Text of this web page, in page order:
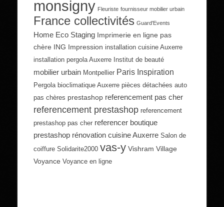
monsigny Fleuriste fournisseur mobilier urbain
France collectivités Guard'Events
Home Eco Staging Imprimerie en ligne pas
chère ING Impression installation cuisine Auxerre
installation pergola Auxerre
Institut de beauté
mobilier urbain Montpellier Paris Inspiration
Pergola bioclimatique Auxerre pièces détachées auto
pas chères prestashop referencement pas cher
referencement prestashop referencement
prestashop pas cher referencer boutique
prestashop rénovation cuisine Auxerre Salon de
coiffure Solidarite2000 vas-y Vishram Village
Voyance Voyance en ligne